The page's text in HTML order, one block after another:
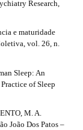
Research,
e maturidade
vol. 26, n.
Sleep: An
of Sleep
M. A.
João Dos Patos –